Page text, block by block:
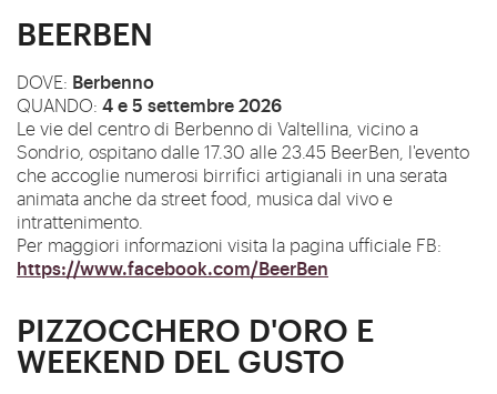
BEERBEN
DOVE: Berbenno
QUANDO: 4 e 5 settembre 2026
Le vie del centro di Berbenno di Valtellina, vicino a
Sondrio, ospitano dalle 17.30 alle 23.45 BeerBen, l'evento
che accoglie numerosi birrifici artigianali in una serata
animata anche da street food, musica dal vivo e
intrattenimento.
Per maggiori informazioni visita la pagina ufficiale FB:
https://www.facebook.com/BeerBen
PIZZOCCHERO D'ORO E
WEEKEND DEL GUSTO